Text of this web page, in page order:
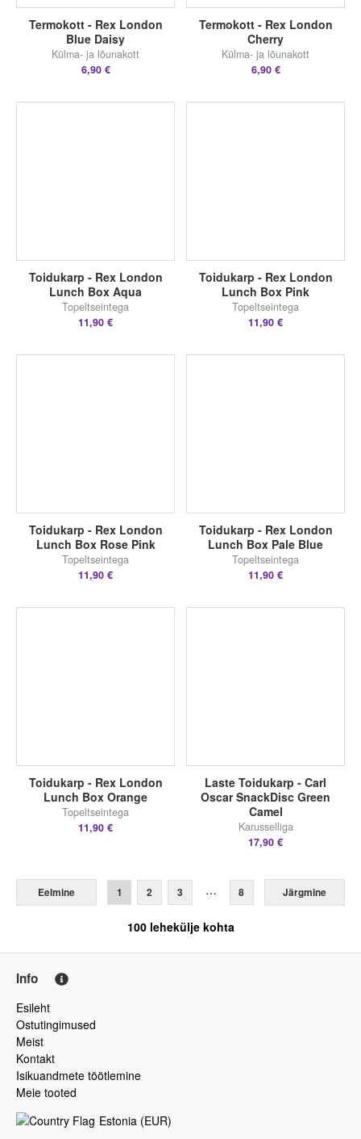
Termokott - Rex London
Blue Daisy
Külma- ja lõunakott
6,90 €
Termokott - Rex London
Cherry
Külma- ja lõunakott
6,90 €
Toidukarp - Rex London
Lunch Box Aqua
Topeltseintega
11,90 €
Toidukarp - Rex London
Lunch Box Pink
Topeltseintega
11,90 €
Toidukarp - Rex London
Lunch Box Rose Pink
Topeltseintega
11,90 €
Toidukarp - Rex London
Lunch Box Pale Blue
Topeltseintega
11,90 €
Toidukarp - Rex London
Lunch Box Orange
Topeltseintega
11,90 €
Laste Toidukarp - Carl
Oscar SnackDisc Green
Camel
Karusselliga
17,90 €
Eelmine 1 2 3 … 8 Järgmine
100 lehekülje kohta
Info
Esileht
Ostutingimused
Meist
Kontakt
Isikuandmete töötlemine
Meie tooted
Estonia (EUR)